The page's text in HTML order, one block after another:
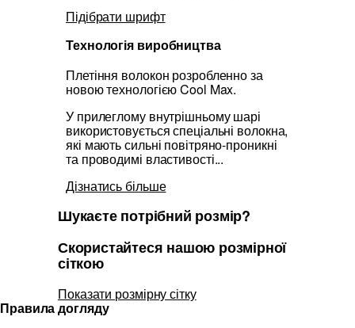
Підібрати шрифт
Технологія виробництва
Плетіння волокон розробленно за
новою технологією Cool Max.
У прилеглому внутрішньому шарі
використовується спеціальні волокна,
які мають сильні повітряно-проникні
та проводимі властивості...
Дізнатись більше
Шукаєте потрібний розмір?
Скористайтеся нашою розмірної
сіткою
Показати розмірну сітку
Правила догляду